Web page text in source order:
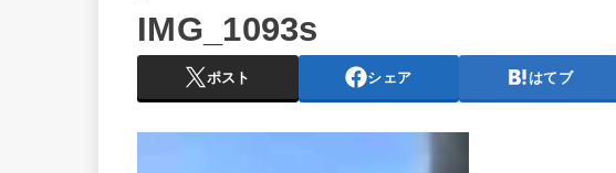
IMG_1093s
ポスト シェア はてブ